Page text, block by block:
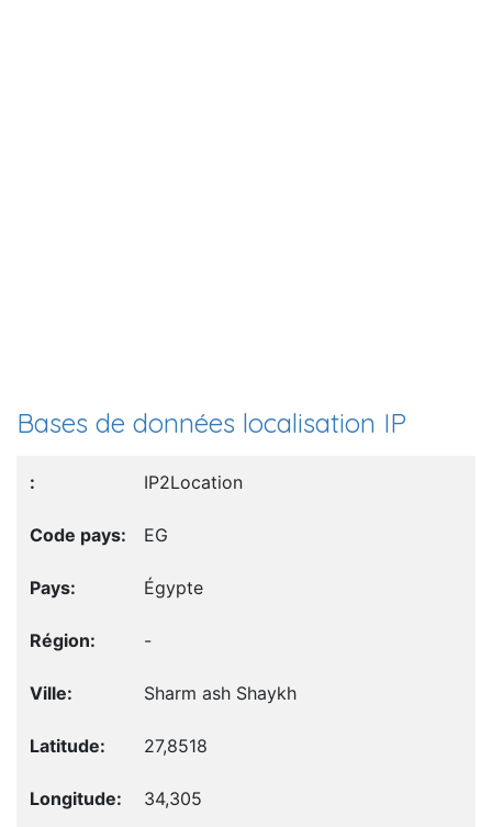
Bases de données localisation IP
IP2Location
EG
Égypte
-
Sharm ash Shaykh
27,8518
34,305